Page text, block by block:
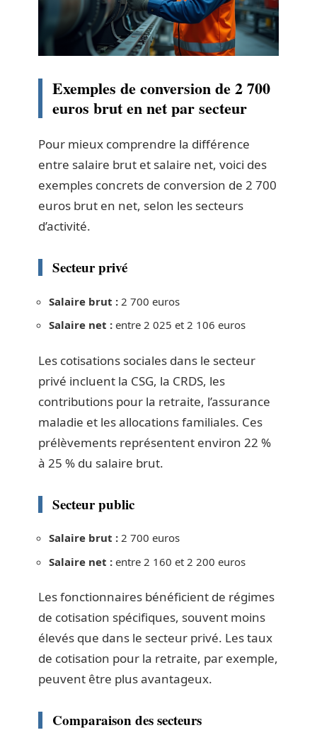
Exemples de conversion de 2 700
euros brut en net par secteur
Pour mieux comprendre la différence
entre salaire brut et salaire net, voici des
exemples concrets de conversion de 2 700
euros brut en net, selon les secteurs
d’activité.
Secteur privé
Salaire brut : 2 700 euros
Salaire net : entre 2 025 et 2 106 euros
Les cotisations sociales dans le secteur
privé incluent la CSG, la CRDS, les
contributions pour la retraite, l’assurance
maladie et les allocations familiales. Ces
prélèvements représentent environ 22 %
à 25 % du salaire brut.
Secteur public
Salaire brut : 2 700 euros
Salaire net : entre 2 160 et 2 200 euros
Les fonctionnaires bénéficient de régimes
de cotisation spécifiques, souvent moins
élevés que dans le secteur privé. Les taux
de cotisation pour la retraite, par exemple,
peuvent être plus avantageux.
Comparaison des secteurs